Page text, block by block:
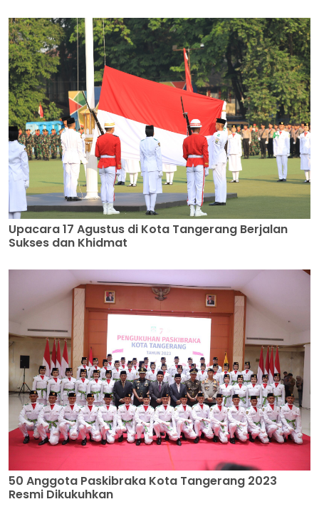
Upacara 17 Agustus di Kota Tangerang Berjalan
Sukses dan Khidmat
50 Anggota Paskibraka Kota Tangerang 2023
Resmi Dikukuhkan